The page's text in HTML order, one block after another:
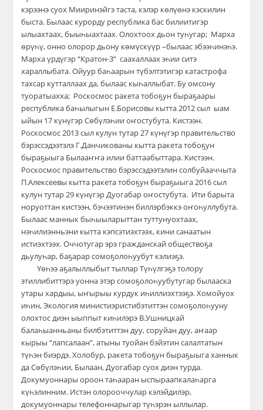
кэрээнэ суох Мииринэйгэ таста, кэлэр көлүөнэ кэскилин
быста. Былаас курорду республика бас билиитигэр
ылыахтаах, быыһыахтаах. Олохтоох дьон туһугар; Марха
өрүһү, онно олорор дьону көмүскүүр–былаас эбээһинэһэ.
Марха үрдүгэр “Кратон-3“ саахаллаах эһии ситэ
хараллыбата. Ойуур баһаарын түбэлтэтигэр катастрофа
тахсар кутталлаах да, былаас кыһаллыбат. Бу омсону
туоратыахха; Роскосмос ракета тобоҕун быраҕаары
республика баһылыгын Е.Борисовы кытта 2012 сыл ыам
ыйын 17 күнүгэр Сөбүлэһии оҥостубута. Кистээн.
Роскосмос 2013 сыл кулун тутар 27 күнүгэр правительство
бэрэссэдээтэлэ Г.Данчикованы кытта ракета тобоҕун
быраҕыыга Былааҥҥа илии баттаабыттара. Кистээн.
Роскосмос правительство бэрэссэдээтэлин солбуйааччыта
П.Алексеевы кытта ракета тобоҕун быраҕыыга 2016 сыл
кулун тутар 29 күнүгэр Дуогабар оҥостубута. Ити барыта
норуоттан кистээн,бэчээтинэн биллэрбэккэ оҥоһуллубута.
Былаас маннык быһыыларыттантуттунуохтаах,
нэһилиэнньэни кытта кэпсэтиэхтээх, кини санаатын
истиэхтээх. Оччотугар эрэ гражданскай обществоҕа
дьулуһар, баҕарар сомоҕолоһуубут кэлиэҕэ.
Үөһээ аҕалыллыбыттыллар Түһүлгэҕэ толору
этиллибиттэрэ уонна этэр сомоҕолоһуубутугар былааска
утары хардыы, ыҥырыы курдук иһиллиэхтээҕэ. Хомойуох
иһин, Экология министиэристибэтиттэн сомоҕолоһууну
олохтос диэн ыыппыт киһилэрэ В.Ушницкай
балаһыанньаны билбэтиттэн дуу, соруйан дуу, аҥаар
кырыы “лапсалаан”, атыны туойан бэйэтин салалтатын
түһэн биэрдэ.Холобур, ракета тобоҕун быраҕыыгаханнык
да Сөбүлэһии, Былаан, Дуогабар суох диэн турда.
Докумуоннары ороон таһааран ыспыраапкалаһарга
күһэлинним. Истэн олорооччулар кэлэйдилэр,
докумуоннары телефоннарыгар түһэрэн ыллылар.